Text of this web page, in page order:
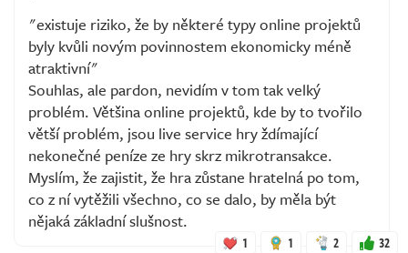
"existuje riziko, že by některé typy online projektů
byly kvůli novým povinnostem ekonomicky méně
atraktivní"
Souhlas, ale pardon, nevidím v tom tak velký
problém. Většina online projektů, kde by to tvořilo
větší problém, jsou live service hry ždímající
nekonečné peníze ze hry skrz mikrotransakce.
Myslím, že zajistit, že hra zůstane hratelná po tom,
co z ní vytěžili všechno, co se dalo, by měla být
nějaká základní slušnost.
1 1 2 32